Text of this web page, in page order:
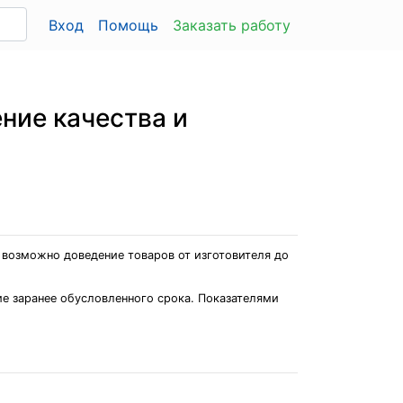
Вход Помощь Заказать работу
качества и
доведение товаров от изготовителя до
заранее обусловленного срока. Показателями